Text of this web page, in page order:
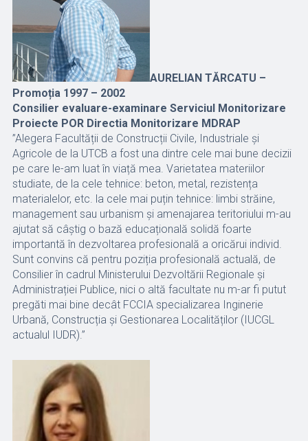
AURELIAN TĂRCATU –
Promoția 1997 – 2002
Consilier evaluare-examinare Serviciul Monitorizare
Proiecte POR Directia Monitorizare MDRAP
”Alegera Facultății de Construcții Civile, Industriale și
Agricole de la UTCB a fost una dintre cele mai bune decizii
pe care le-am luat în viață mea. Varietatea materiilor
studiate, de la cele tehnice: beton, metal, rezistența
materialelor, etc. la cele mai puțin tehnice: limbi străine,
management sau urbanism și amenajarea teritoriului m-au
ajutat să câștig o bază educațională solidă foarte
importantă în dezvoltarea profesională a oricărui individ.
Sunt convins că pentru poziția profesională actuală, de
Consilier în cadrul Ministerului Dezvoltării Regionale și
Administrației Publice, nici o altă facultate nu m-ar fi putut
pregăti mai bine decât FCCIA specializarea Inginerie
Urbană, Construcția și Gestionarea Localităților (IUCGL
actualul IUDR).”